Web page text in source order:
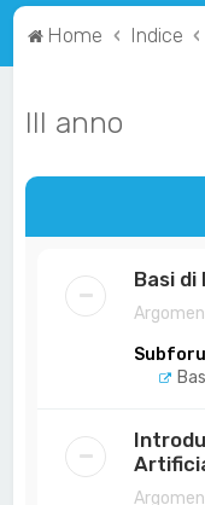
Home Indice
III anno
Basi di